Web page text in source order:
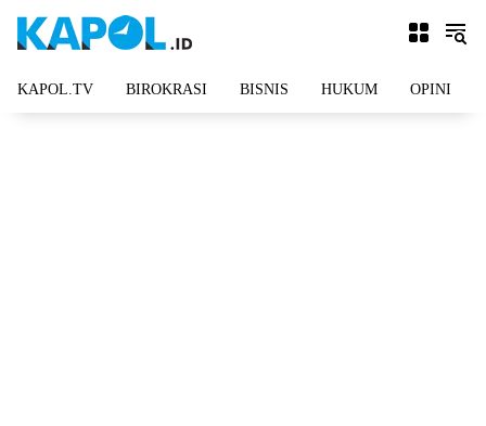
KAPOL.TV BIROKRASI BISNIS HUKUM OPINI